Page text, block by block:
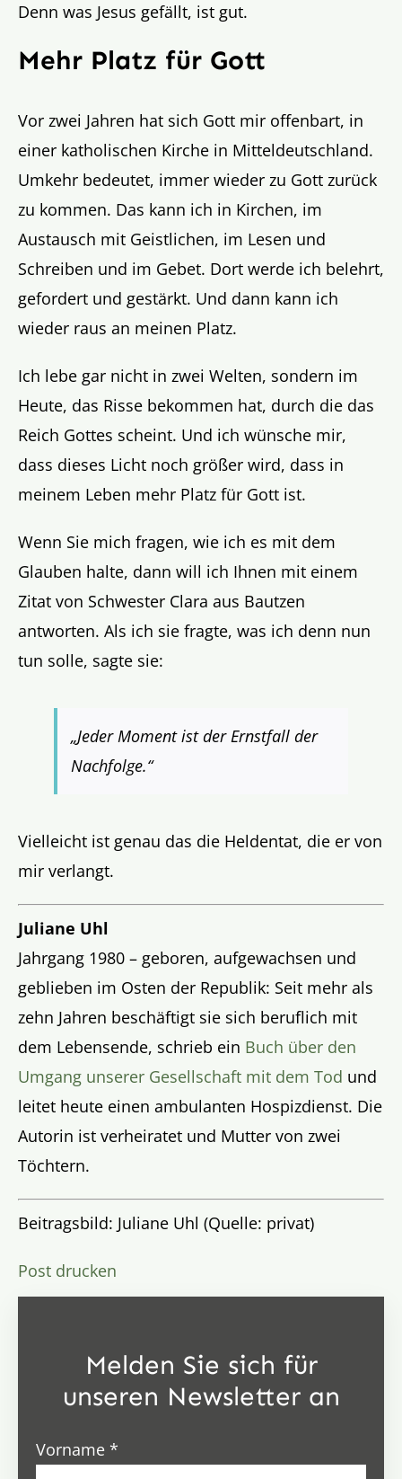
Denn was Jesus gefällt, ist gut.
Mehr Platz für Gott
Vor zwei Jahren hat sich Gott mir offenbart, in
einer katholischen Kirche in Mitteldeutschland.
Umkehr bedeutet, immer wieder zu Gott zurück
zu kommen. Das kann ich in Kirchen, im
Austausch mit Geistlichen, im Lesen und
Schreiben und im Gebet. Dort werde ich belehrt,
gefordert und gestärkt. Und dann kann ich
wieder raus an meinen Platz.
Ich lebe gar nicht in zwei Welten, sondern im
Heute, das Risse bekommen hat, durch die das
Reich Gottes scheint. Und ich wünsche mir,
dass dieses Licht noch größer wird, dass in
meinem Leben mehr Platz für Gott ist.
Wenn Sie mich fragen, wie ich es mit dem
Glauben halte, dann will ich Ihnen mit einem
Zitat von Schwester Clara aus Bautzen
antworten. Als ich sie fragte, was ich denn nun
tun solle, sagte sie:
„Jeder Moment ist der Ernstfall der
Nachfolge.“
Vielleicht ist genau das die Heldentat, die er von
mir verlangt.
Juliane Uhl
Jahrgang 1980 – geboren, aufgewachsen und
geblieben im Osten der Republik: Seit mehr als
zehn Jahren beschäftigt sie sich beruflich mit
dem Lebensende, schrieb ein Buch über den
Umgang unserer Gesellschaft mit dem Tod und
leitet heute einen ambulanten Hospizdienst. Die
Autorin ist verheiratet und Mutter von zwei
Töchtern.
Beitragsbild: Juliane Uhl (Quelle: privat)
Post drucken
Melden Sie sich für
unseren Newsletter an
Vorname*